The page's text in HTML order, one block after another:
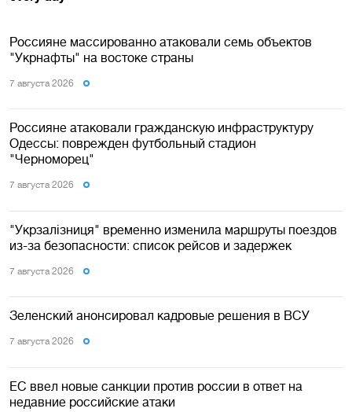
Россияне массированно атаковали семь объектов
"Укрнафты" на востоке страны
7 августа 2026
Россияне атаковали гражданскую инфраструктуру
Одессы: поврежден футбольный стадион
"Черноморец"
7 августа 2026
"Укрзалізниця" временно изменила маршруты поездов
из-за безопасности: список рейсов и задержек
7 августа 2026
Зеленский анонсировал кадровые решения в ВСУ
7 августа 2026
ЕС ввел новые санкции против россии в ответ на
недавние российские атаки